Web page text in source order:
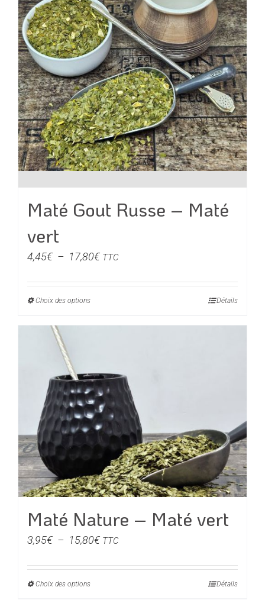
Les
options
peuvent
être
choisies
sur
la
page
du
produit
Maté Gout Russe – Maté
vert
4,45€ – 17,80€Plage
prix :
TTC
Choix des optionsCe
Les
options
peuvent
être
choisies
la
page
du
produit
Détails
Maté Nature – Maté vert
3,95€ – 15,80€Plage
prix :
TTC
Choix des optionsCe
Détails